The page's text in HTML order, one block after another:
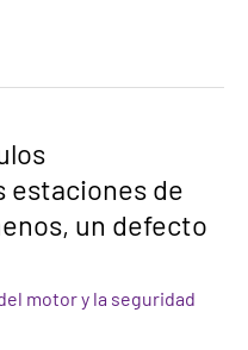
estaciones de
un defecto
motor y la seguridad